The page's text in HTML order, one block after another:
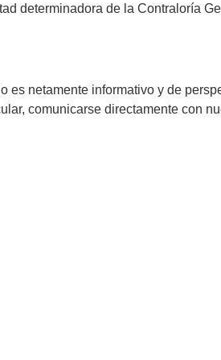
determinadora de la Contraloría
es netamente informativo y de
comunicarse directamente con